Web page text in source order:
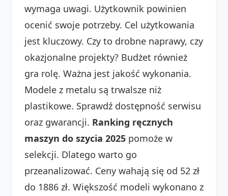
wymaga uwagi. Użytkownik powinien
ocenić swoje potrzeby. Cel użytkowania
jest kluczowy. Czy to drobne naprawy, czy
okazjonalne projekty? Budżet również
gra rolę. Ważna jest jakość wykonania.
Modele z metalu są trwalsze niż
plastikowe. Sprawdź dostępność serwisu
oraz gwarancji. Ranking ręcznych
maszyn do szycia 2025 pomoże w
selekcji. Dlatego warto go
przeanalizować. Ceny wahają się od 52 zł
do 1886 zł. Większość modeli wykonano z